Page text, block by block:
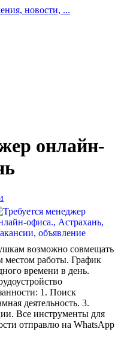
новости, ...
онлайн-
возможно совмещать
местом работы. График
времени в день.
1. Поиск
деятельность. 3.
Все инструменты для
отправлю на WhatsАpp